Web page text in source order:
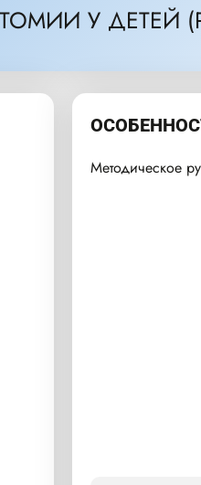
У ДЕТЕЙ
Методическое